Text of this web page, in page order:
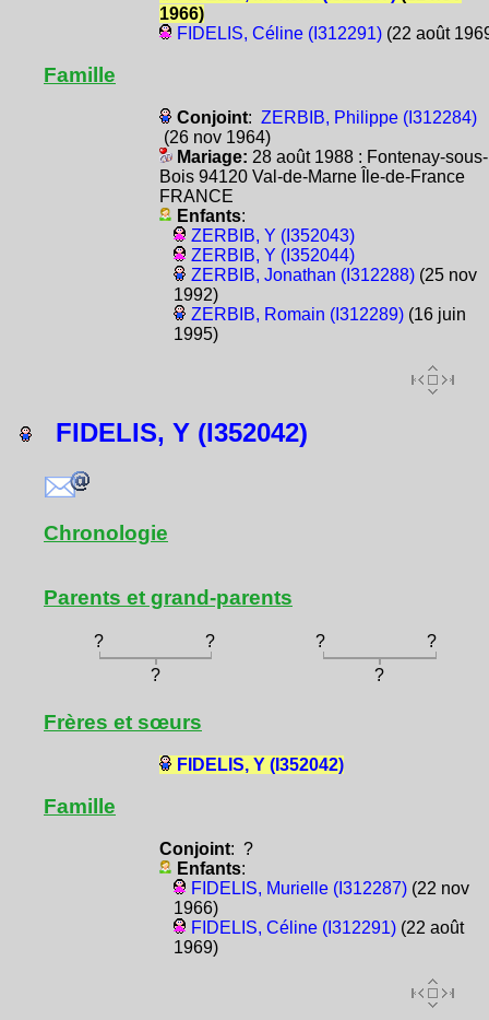
1966)
FIDELIS, Céline (I312291)(22 août
Famille
Conjoint: ZERBIB, Philippe (I312284)
(26 nov 1964)
Mariage: 28 août 1988 : Fontenay-sous-
Bois 94120 Val-de-Marne Île-de-France
FRANCE
Enfants:
ZERBIB, Y (I352043)
ZERBIB, Y (I352044)
ZERBIB, Jonathan (I312288)(25 nov
1992)
ZERBIB, Romain (I312289)(16 juin
1995)
FIDELIS, Y (I352042)
Chronologie
Parents et grand-parents
? ? ?
?
?
?
Frères et sœurs
FIDELIS, Y (I352042)
Famille
Conjoint: ?
Enfants:
FIDELIS, Murielle (I312287)(22 nov
1966)
FIDELIS, Céline (I312291)(22 août
1969)